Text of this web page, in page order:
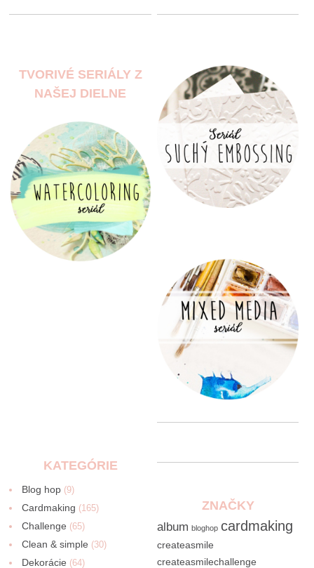
TVORIVÉ SERIÁLY Z
NAŠEJ DIELNE
KATEGÓRIE
Blog hop (9)
Cardmaking (165)
Challenge (65)
Clean & simple (30)
Dekorácie (64)
ZNAČKY
album bloghop cardmaking
createasmile
createasmilechallenge